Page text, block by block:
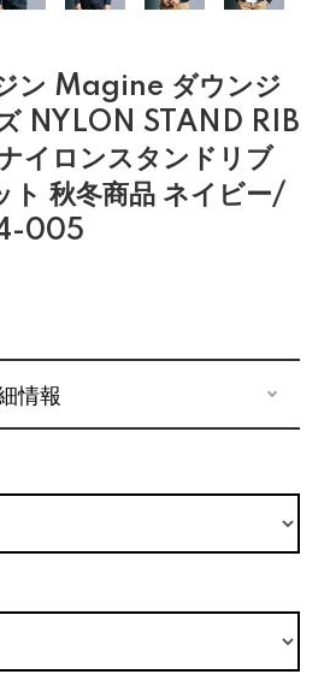
ン Magine ダウンジ
NYLON STAND RIB
イロンスタンドリブ
ト 秋冬商品 ネイビー/
005
情報